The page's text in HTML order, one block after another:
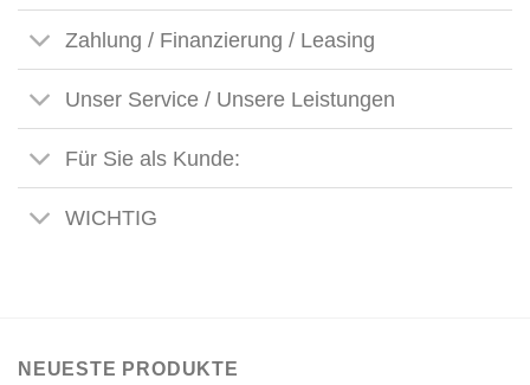
Zahlung / Finanzierung / Leasing
Unser Service / Unsere Leistungen
Für Sie als Kunde:
WICHTIG
NEUESTE PRODUKTE